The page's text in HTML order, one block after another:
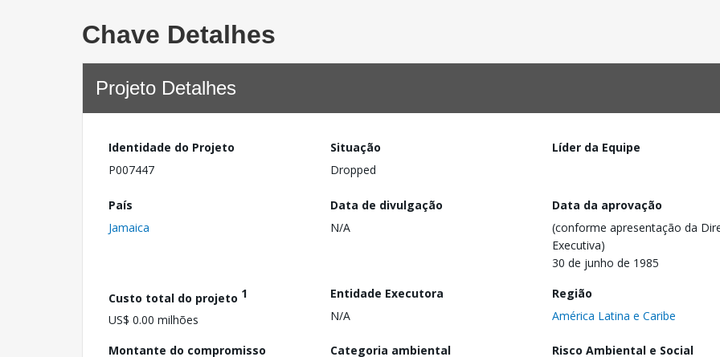
Chave Detalhes
Projeto Detalhes
Identidade do Projeto
P007447
Situação
Dropped
Líder da Equipe
País
Jamaica
Data de divulgação
N/A
Data da aprovação
(conforme apresentação da
Executiva)
30 de junho de 1985
Custo total do projeto 1
US$ 0.00 milhões
Entidade Executora
N/A
Região
América Latina e Caribe
Montante do compromisso
Categoria ambiental
Risco Ambiental e Social